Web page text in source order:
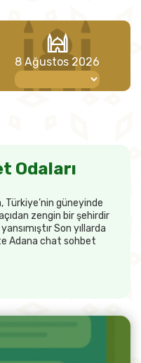
Öğle
8 Ağustos 2026
Odaları
Türkiye’nin güneyinde
zengin bir şehirdir
Son yıllarda
Adana chat sohbet